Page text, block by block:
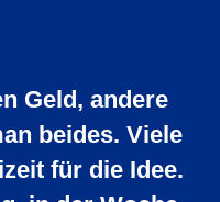
Geld, andere
beides. Viele
für die Idee.